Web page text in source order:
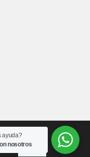
ayuda?
nosotros